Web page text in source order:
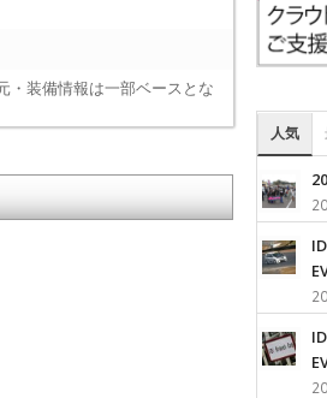
装備情報は一部ベースとな
人気